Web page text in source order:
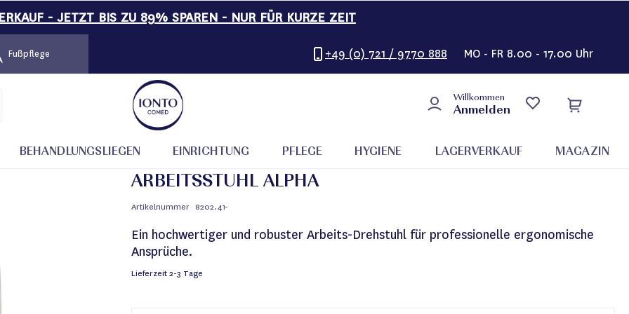
- JETZT BIS ZU 89% SPAREN - NUR FÜR KURZE ZEIT
Fußpflege +49 (0) 721 / 9770 888 MO - FR 8.00 - 17.00 Uhr
Willkommen
Anmelden
BEHANDLUNGSLIEGEN EINRICHTUNG PFLEGE HYGIENE LAGERVERKAUF MAGAZIN
ARBEITSSTUHL ALPHA
Artikelnummer 8202.41-
Ein hochwertiger und robuster Arbeits-Drehstuhl für professionelle ergonomische
Ansprüche.
Lieferzeit2-3 Tage